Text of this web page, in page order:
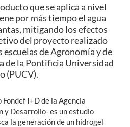
que se aplica a nivel
por más tiempo el agua
mitigando los efectos
del proyecto realizado
escuelas de Agronomía y de
de la Pontificia Universidad
(PUCV).
I+D de la Agencia
y Desarrollo- es un estudio
la generación de un hidrogel